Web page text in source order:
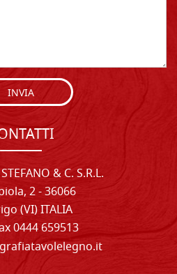
INVIA
& C. S.R.L.
2 - 36066
(VI) ITALIA
0444 659513